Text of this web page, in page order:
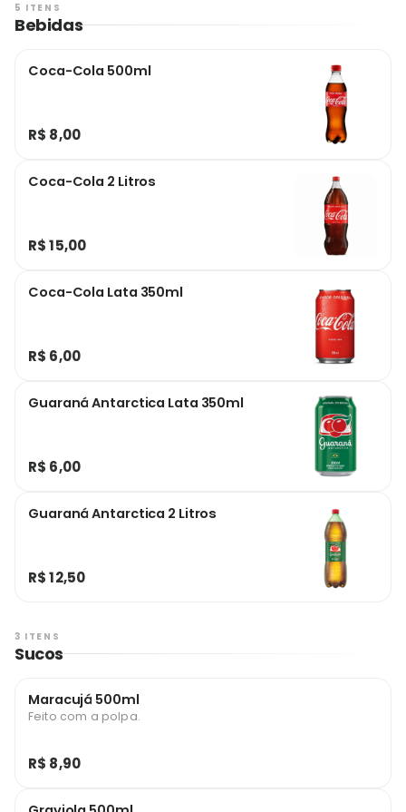
5 ITENS
Bebidas
Coca-Cola 500ml
R$ 8,00
Coca-Cola 2 Litros
R$ 15,00
Coca-Cola Lata 350ml
R$ 6,00
Guaraná Antarctica Lata 350ml
R$ 6,00
Guaraná Antarctica 2 Litros
R$ 12,50
3 ITENS
Sucos
Maracujá 500ml
Feito com a polpa.
R$ 8,90